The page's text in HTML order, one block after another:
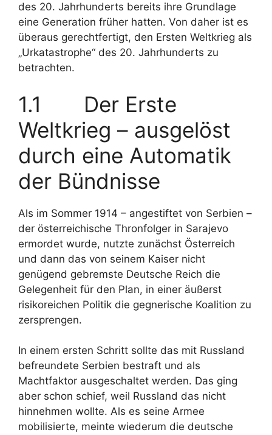
des 20. Jahrhunderts bereits ihre Grundlage
eine Generation früher hatten. Von daher ist es
überaus gerechtfertigt, den Ersten Weltkrieg als
„Urkatastrophe“ des 20. Jahrhunderts zu
betrachten.
1.1 Der Erste
Weltkrieg – ausgelöst
durch eine Automatik
der Bündnisse
Als im Sommer 1914 – angestiftet von Serbien –
der österreichische Thronfolger in Sarajevo
ermordet wurde, nutzte zunächst Österreich
und dann das von seinem Kaiser nicht
genügend gebremste Deutsche Reich die
Gelegenheit für den Plan, in einer äußerst
risikoreichen Politik die gegnerische Koalition zu
zersprengen.
In einem ersten Schritt sollte das mit Russland
befreundete Serbien bestraft und als
Machtfaktor ausgeschaltet werden. Das ging
aber schon schief, weil Russland das nicht
hinnehmen wollte. Als es seine Armee
mobilisierte, meinte wiederum die deutsche